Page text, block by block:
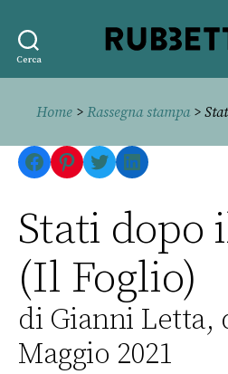
Cerca
Home > Rassegna stampa>
Facebook
Pinterest
TwitterLinkedIn
Stati dopo
(Il Foglio)
di Gianni Letta,
Maggio 2021